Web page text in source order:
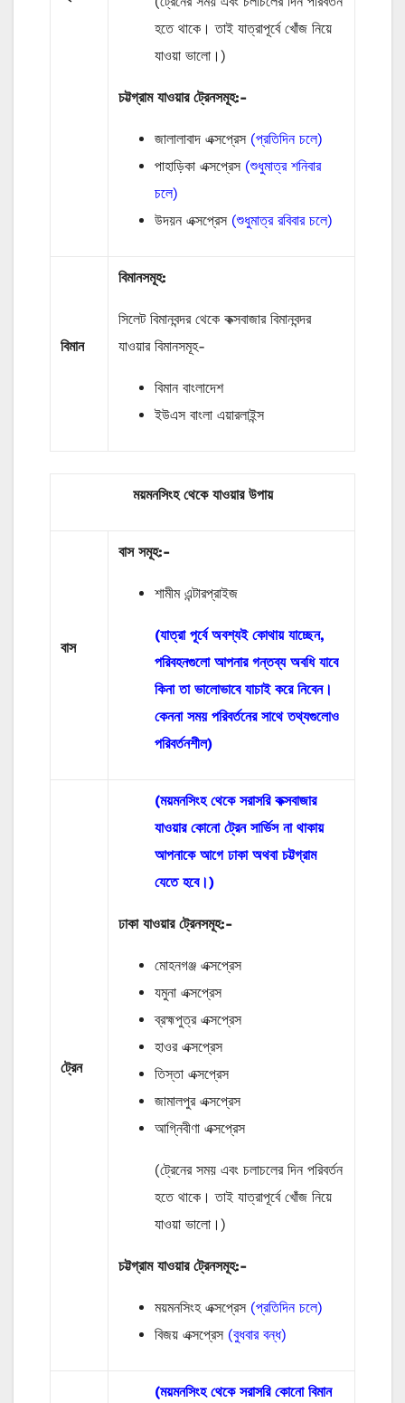
হতে থাকে। তাই যাত্রাপূর্বে খোঁজ নিয়ে
যাওয়া ভালো।)
চট্টগ্রাম যাওয়ার ট্রেনসমূহ:-
জালালাবাদ এক্সপ্রেস (প্রতিদিন চলে)
পাহাড়িকা এক্সপ্রেস (শুধুমাত্র শনিবার
চলে)
উদয়ন এক্সপ্রেস (শুধুমাত্র রবিবার চলে)
বিমান
বিমানসমূহ:
সিলেট বিমানবন্দর থেকে কক্সবাজার বিমানবন্দর
যাওয়ার বিমানসমূহ-
বিমান বাংলাদেশ
ইউএস বাংলা এয়ারলাইন্স
ময়মনসিংহ থেকে যাওয়ার উপায়
বাস
বাস সমূহ:-
শামীম এন্টারপ্রাইজ
(যাত্রা পূর্বে অবশ্যই কোথায় যাচ্ছেন,
পরিবহনগুলো আপনার গন্তব্য অবধি যাবে
কিনা তা ভালোভাবে যাচাই করে নিবেন।
কেননা সময় পরিবর্তনের সাথে তথ্যগুলোও
পরিবর্তনশীল)
ট্রেন
(ময়মনসিংহ থেকে সরাসরি কক্সবাজার
যাওয়ার কোনো ট্রেন সার্ভিস না থাকায়
আপনাকে আগে ঢাকা অথবা চট্টগ্রাম
যেতে হবে।)
ঢাকা যাওয়ার ট্রেনসমূহ:-
মোহনগঞ্জ এক্সপ্রেস
যমুনা এক্সপ্রেস
ব্রহ্মপুত্র এক্সপ্রেস
হাওর এক্সপ্রেস
তিস্তা এক্সপ্রেস
জামালপুর এক্সপ্রেস
আগ্নিবীণা এক্সপ্রেস
(ট্রেনের সময় এবং চলাচলের দিন পরিবর্তন
হতে থাকে। তাই যাত্রাপূর্বে খোঁজ নিয়ে
যাওয়া ভালো।)
চট্টগ্রাম যাওয়ার ট্রেনসমূহ:-
ময়মনসিংহ এক্সপ্রেস (প্রতিদিন চলে)
বিজয় এক্সপ্রেস (বুধবার বন্ধ)
(ময়মনসিংহ থেকে সরাসরি কোনো বিমান